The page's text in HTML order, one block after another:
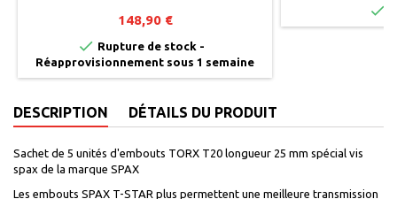
148,90 €
 Rupture de stock -
Réapprovisionnement sous 1 semaine

DESCRIPTION DÉTAILS DU PRODUIT
Sachet de 5 unités d'embouts TORX T20 longueur 25 mm spécial vis
spax de la marque SPAX
Les embouts SPAX T-STAR plus permettent une meilleure transmission